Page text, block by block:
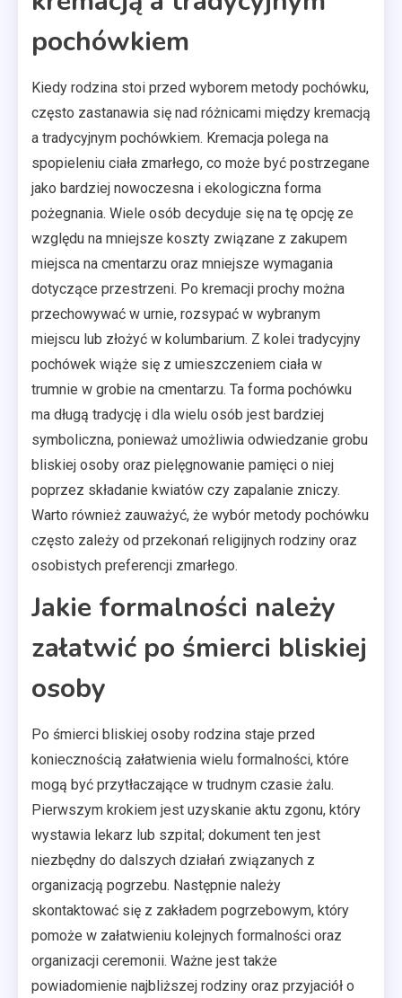
pochówkiem
Kiedy rodzina stoi przed wyborem metody pochówku,
często zastanawia się nad różnicami między kremacją
a tradycyjnym pochówkiem. Kremacja polega na
spopieleniu ciała zmarłego, co może być postrzegane
jako bardziej nowoczesna i ekologiczna forma
pożegnania. Wiele osób decyduje się na tę opcję ze
względu na mniejsze koszty związane z zakupem
miejsca na cmentarzu oraz mniejsze wymagania
dotyczące przestrzeni. Po kremacji prochy można
przechowywać w urnie, rozsypać w wybranym
miejscu lub złożyć w kolumbarium. Z kolei tradycyjny
pochówek wiąże się z umieszczeniem ciała w
trumnie w grobie na cmentarzu. Ta forma pochówku
ma długą tradycję i dla wielu osób jest bardziej
symboliczna, ponieważ umożliwia odwiedzanie grobu
bliskiej osoby oraz pielęgnowanie pamięci o niej
poprzez składanie kwiatów czy zapalanie zniczy.
Warto również zauważyć, że wybór metody pochówku
często zależy od przekonań religijnych rodziny oraz
osobistych preferencji zmarłego.
Jakie formalności należy
załatwić po śmierci bliskiej
osoby
Po śmierci bliskiej osoby rodzina staje przed
koniecznością załatwienia wielu formalności, które
mogą być przytłaczające w trudnym czasie żalu.
Pierwszym krokiem jest uzyskanie aktu zgonu, który
wystawia lekarz lub szpital; dokument ten jest
niezbędny do dalszych działań związanych z
organizacją pogrzebu. Następnie należy
skontaktować się z zakładem pogrzebowym, który
pomoże w załatwieniu kolejnych formalności oraz
organizacji ceremonii. Ważne jest także
powiadomienie najbliższej rodziny oraz przyjaciół o